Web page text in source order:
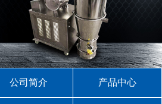
公司简介 产品中心